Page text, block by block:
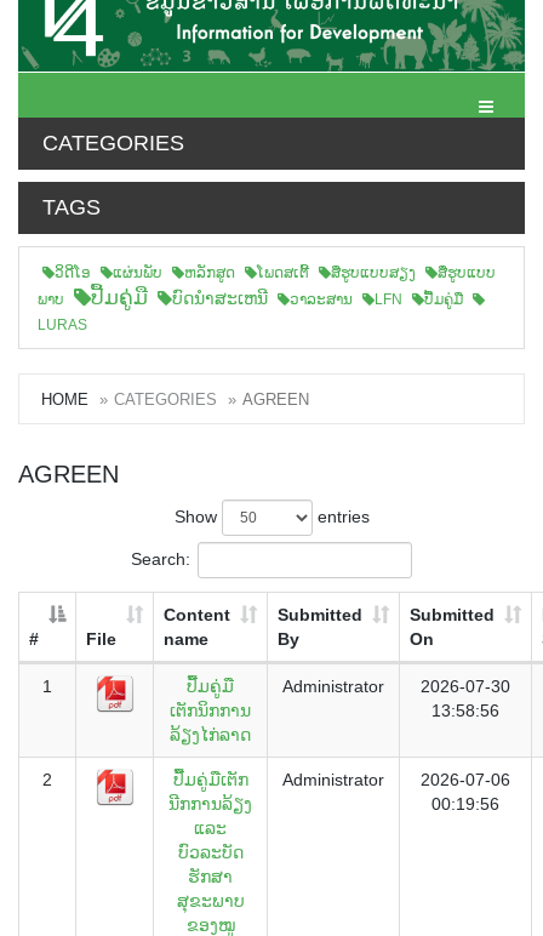
Toggle
CATEGORIES
TAGS
ວິດີໂອ ແຜ່ນພັບ ຫລັກສູດ ໂພດສເຕີ້ ສືຮູບແບບສຽງ
ສື່ຮູບແບບ
ພາບ
ປື້ມຄູ່ມື ບົດນຳສະເຫນີ ວາລະສານ LFN
ປື້ມຄູ່ມື
LURAS
HOME CATEGORIES AGREEN
AGREEN
Show entries
Search:
# File
Content
name
Submitted
By
Submitted
On
1
ປື້ມຄູ່ມື
ເຕັກນິກການ
ລ້ຽງໄກ່ລາດ
Administrator
2026-07-30
13:58:56
2
ປື້ມຄູ່ມືເຕັກ
ນີກການລ້ຽງ
ແລະ
ບົວລະບັດ
ຮັກສາ
ສຸຂະພາບ
ຂອງໝູ
Administrator
2026-07-06
00:19:56